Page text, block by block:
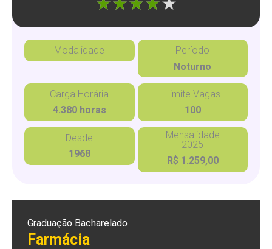
Modalidade
Período
Noturno
Carga Horária
4.380 horas
Limite Vagas
100
Desde
1968
Mensalidade
2025
R$ 1.259,00
Graduação Bacharelado
Farmácia